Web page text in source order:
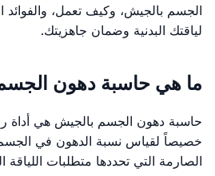
الجسم بالجيش، وكيف تعمل، والفوائد
لياقتك البدنية وضمان جاهزيتك.
ما هي حاسبة دهون
حاسبة دهون الجسم بالجيش هي أداة
خصيصاً لقياس نسبة الدهون في الجسم،
الصارمة التي تحددها متطلبات اللياقة